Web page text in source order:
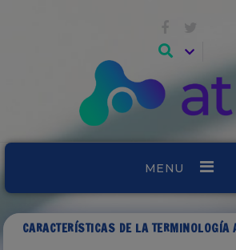
MENU
CARACTERÍSTICAS DE LA TERMINOLOGÍA